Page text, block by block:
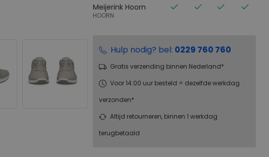
Meijerink Hoorn
HOORN
Hulp nodig? bel: 0229 760 760
Gratis verzending binnen Nederland*
Voor 14:00 uur besteld = dezelfde werkdag
verzonden*
Altijd retourneren, binnen 1 werkdag
terugbetaald